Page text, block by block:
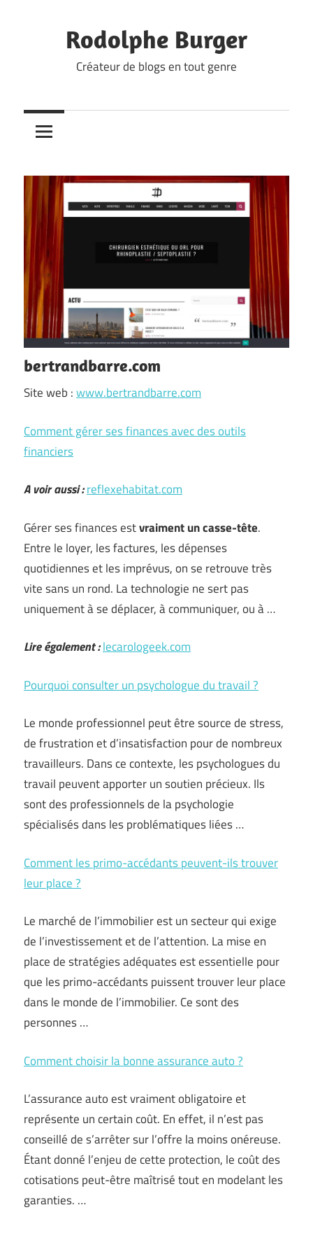
Rodolphe Burger
Créateur de blogs en tout genre
bertrandbarre.com
Site web :www.bertrandbarre.com
Comment gérer ses finances avec des outils
financiers
A voir aussi :reflexehabitat.com
Gérer ses finances estvraiment un casse-tête.
Entre le loyer, les factures, les dépenses
quotidiennes et les imprévus, on se retrouve très
vite sans un rond. La technologie ne sert pas
uniquement à se déplacer, à communiquer, ou à …
Lire également :lecarologeek.com
Pourquoi consulter un psychologue du travail ?
Le monde professionnel peut être source de stress,
de frustration et d’insatisfaction pour de nombreux
travailleurs. Dans ce contexte, les psychologues du
travail peuvent apporter un soutien précieux. Ils
sont des professionnels de la psychologie
spécialisés dans les problématiques liées …
Comment les primo-accédants peuvent-ils trouver
leur place ?
Le marché de l’immobilier est un secteur qui exige
de l’investissement et de l’attention. La mise en
place de stratégies adéquates est essentielle pour
que les primo-accédants puissent trouver leur place
dans le monde de l’immobilier. Ce sont des
personnes …
Comment choisir la bonne assurance auto ?
L’assurance auto est vraiment obligatoire et
représente un certain coût. En effet, il n’est pas
conseillé de s’arrêter sur l’offre la moins onéreuse.
Étant donné l’enjeu de cette protection, le coût des
cotisations peut-être maîtrisé tout en modelant les
garanties. …